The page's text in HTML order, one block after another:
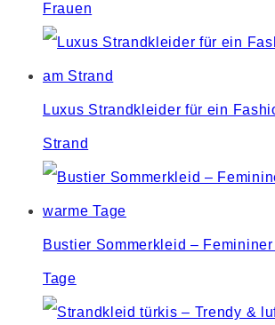
Frauen
Luxus Strandkleider für ein
Strand
Bustier Sommerkleid –
Tage